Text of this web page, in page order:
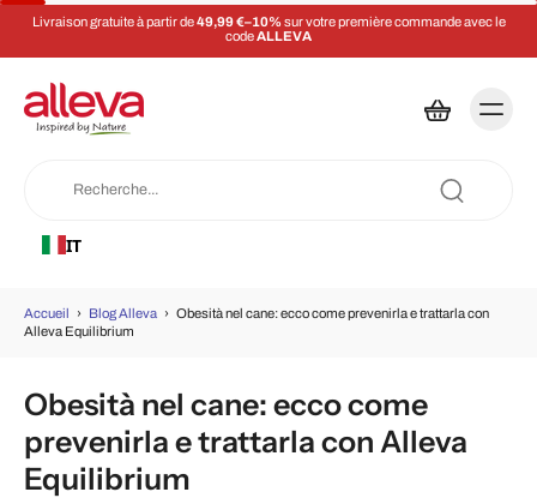
Livraison gratuite à partir de49,99 €–10% sur votre première commande avec le
codeALLEVA
IT
Accueil › Blog Alleva › Obesità nel cane: ecco come prevenirla e trattarla con
Alleva Equilibrium
Obesità nel cane: ecco come
prevenirla e trattarla con Alleva
Equilibrium